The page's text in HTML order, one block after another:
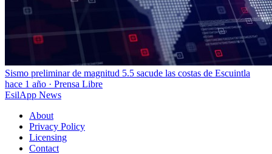
Sismo preliminar de magnitud 5.5 sacude las costas de Escuintla
hace 1 año · Prensa Libre
EsilApp News
About
Privacy Policy
Licensing
Contact